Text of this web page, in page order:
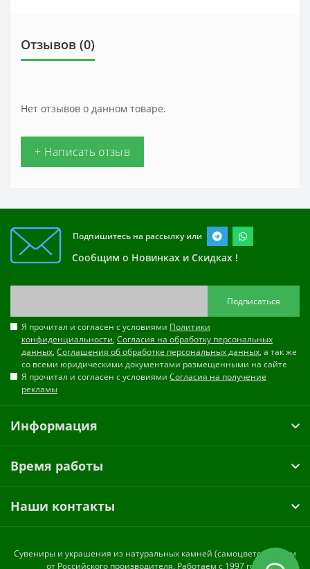
Отзывов (0)
Нет отзывов о данном товаре.
+ Написать отзыв
Подпишитесь на рассылку или
Сообщим о Новинках и Скидках !
Подписаться
Я прочитал и согласен с условиями Политики
конфиденциальности, Согласия на обработку персональных
данных, Соглашения об обработке персональных данных, а так же
со всеми юридическими документами размещенными на сайте
Я прочитал и согласен с условиями Согласия на получение
рекламы
Информация
Время работы
Наши контакты
Cувениры и украшения из натуральных камней (самоцветов) оптом
от Российского производителя. Работаем с 1997 года